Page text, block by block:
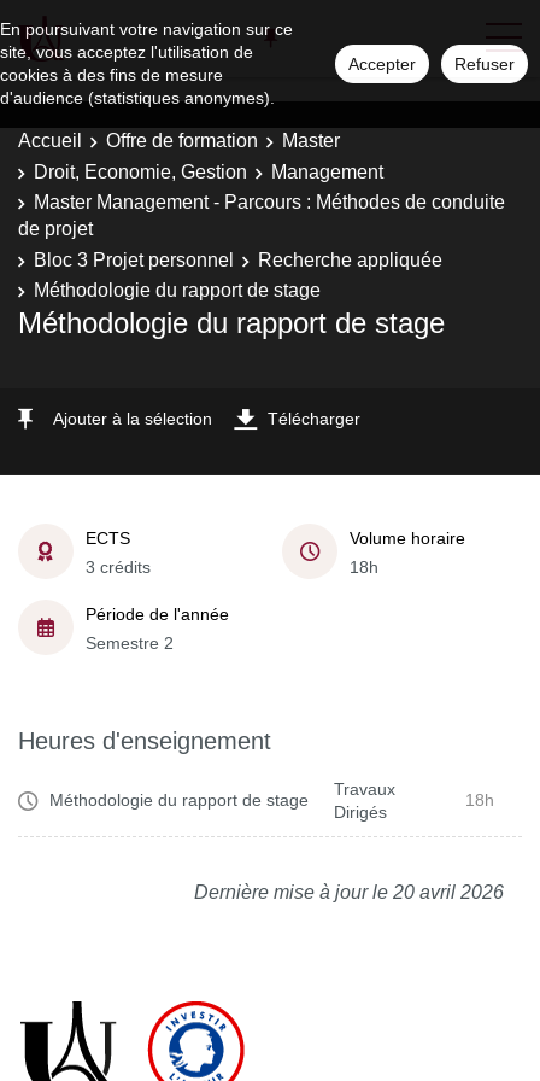
En poursuivant votre navigation sur ce
site, vous acceptez l'utilisation de
cookies à des fins de mesure
d'audience (statistiques anonymes).
Accepter Refuser
Accueil Offre de formation
Master
Droit, Economie, Gestion
Management
Master Management - Parcours : Méthodes de conduite
de projet
Bloc 3 Projet personnel
Recherche appliquée
Méthodologie du rapport de stage
Méthodologie du rapport de stage
Ajouter à la sélection Télécharger
ECTS
3 crédits
Volume horaire
18h
Période de l'année
Semestre 2
Heures d'enseignement
Méthodologie du rapport de stage
Travaux
Dirigés
18h
Dernière mise à jour le 20 avril 2026